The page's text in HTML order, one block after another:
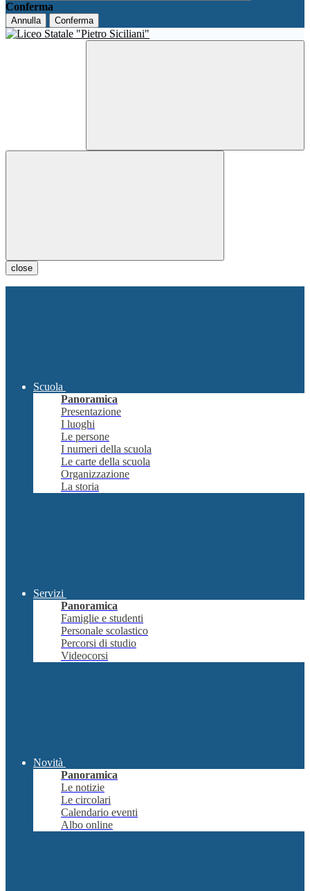
Conferma
Annulla Conferma
close
Scuola
Panoramica
Presentazione
I luoghi
Le persone
I numeri della scuola
Le carte della scuola
Organizzazione
La storia
Servizi
Panoramica
Famiglie e studenti
Personale scolastico
Percorsi di studio
Videocorsi
Novità
Panoramica
Le notizie
Le circolari
Calendario eventi
Albo online